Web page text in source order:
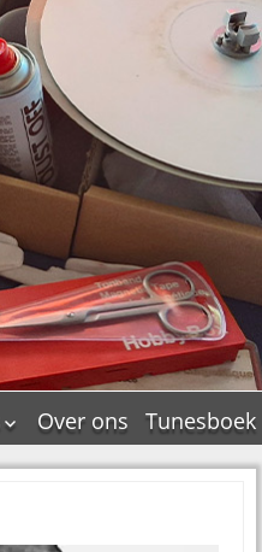
Over ons Tunesboek